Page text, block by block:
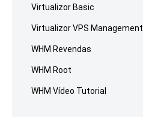
Virtualizor Basic
Virtualizor VPS Management
WHM Revendas
WHM Root
WHM Vídeo Tutorial